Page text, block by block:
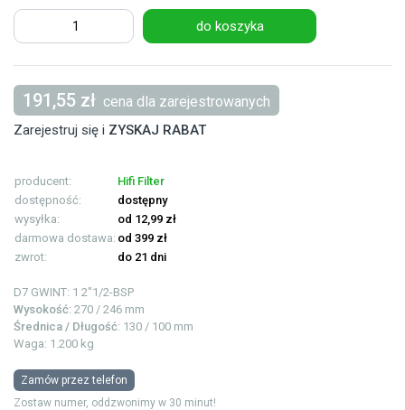
do koszyka
191,55 zł cena dla zarejestrowanych
Zarejestruj się i ZYSKAJ RABAT
producent:
Hifi Filter
dostępność:
dostępny
wysyłka:
od 12,99 zł
darmowa dostawa: od 399 zł
zwrot:
do 21 dni
D7 GWINT: 1 2"1/2-BSP
Wysokość: 270 / 246 mm
Średnica / Długość: 130 / 100 mm
Waga: 1.200 kg
Zamów przez telefon
Zostaw numer, oddzwonimy w 30 minut!